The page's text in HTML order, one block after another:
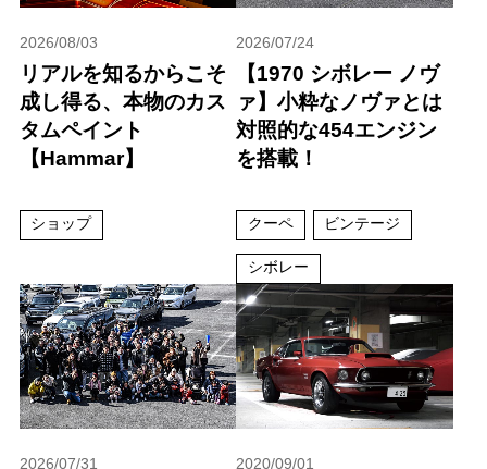
2026/08/03
リアルを知るからこそ
成し得る、本物のカス
タムペイント
【Hammar】
ショップ
2026/07/24
【1970 シボレー ノヴ
ァ】小粋なノヴァとは
対照的な454エンジン
を搭載！
クーペ ビンテージ
シボレー
2026/07/31 2020/09/01